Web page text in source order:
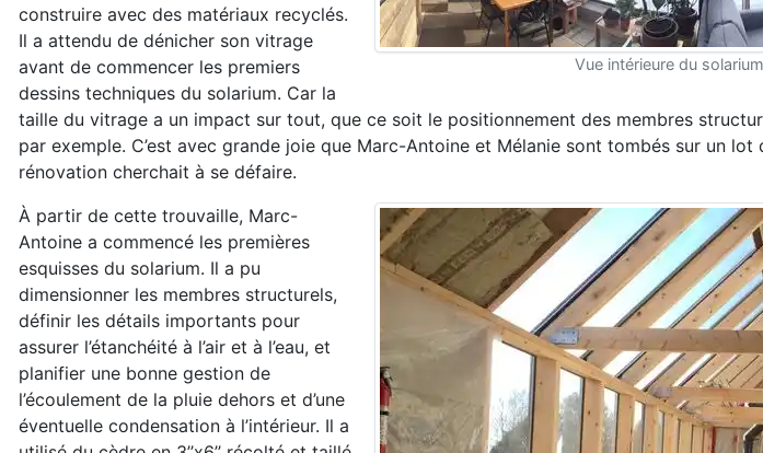
Vue intérieure du
construire avec des matériaux recyclés.
Il a attendu de dénicher son vitrage
avant de commencer les premiers
dessins techniques du solarium. Car la
taille du vitrage a un impact sur tout, que ce soit le positionnement des membres
par exemple. C’est avec grande joie que Marc-Antoine et Mélanie sont tombés sur un
rénovation cherchait à se défaire.
À partir de cette trouvaille, Marc-
Antoine a commencé les premières
esquisses du solarium. Il a pu
dimensionner les membres structurels,
définir les détails importants pour
assurer l’étanchéité à l’air et à l’eau, et
planifier une bonne gestion de
l’écoulement de la pluie dehors et d’une
éventuelle condensation à l’intérieur. Il a